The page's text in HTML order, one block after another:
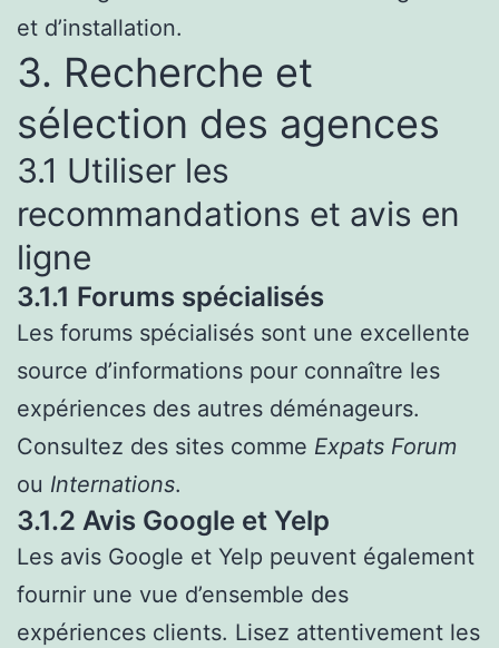
et d’installation.
3. Recherche et
sélection des agences
3.1 Utiliser les
recommandations et avis en
ligne
3.1.1 Forums spécialisés
Les forums spécialisés sont une excellente
source d’informations pour connaître les
expériences des autres déménageurs.
Consultez des sites comme Expats Forum
ou Internations.
3.1.2 Avis Google et Yelp
Les avis Google et Yelp peuvent également
fournir une vue d’ensemble des
expériences clients. Lisez attentivement les